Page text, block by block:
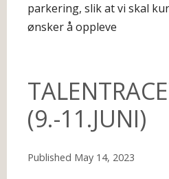
parkering, slik at vi skal
ønsker å oppleve
(9.-11.JUNI)
Published May 14, 2023